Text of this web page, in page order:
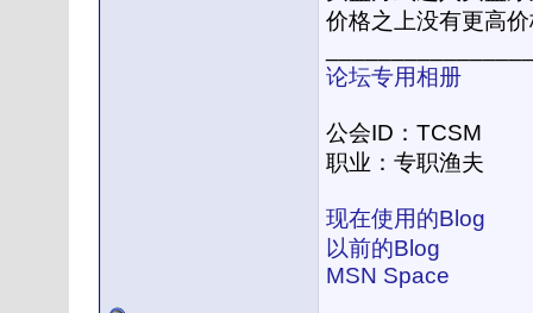
价格之上没有更高
论坛专用相册
公会ID：TCSM
职业：专职渔夫
现在使用的Blog
以前的Blog
MSN Space